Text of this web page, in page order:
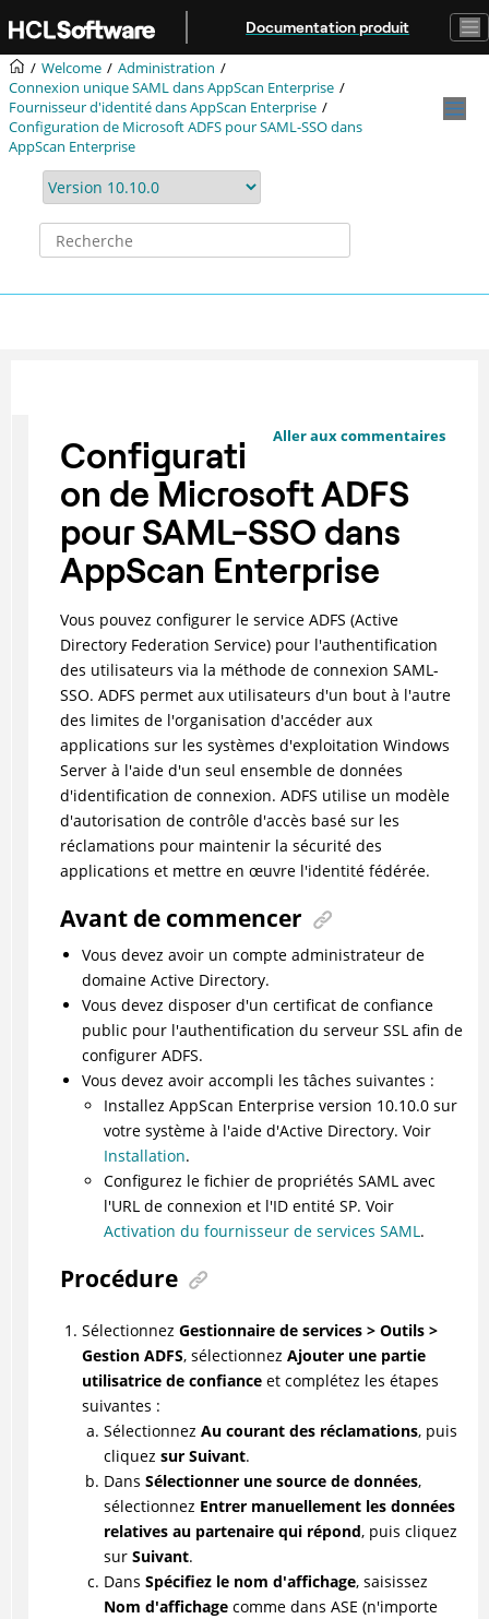
Aller au contenu principal
Documentation produit
Welcome
Administration
Connexion unique SAML dans AppScan Enterprise
Fournisseur d'identité dans AppScan Enterprise
Configuration de Microsoft ADFS pour SAML-SSO dans
AppScan Enterprise
Aller aux commentaires
Configurati
on de Microsoft ADFS
pour SAML-SSO dans
AppScan Enterprise
Vous pouvez configurer le service ADFS (Active
Directory Federation Service) pour l'authentification
des utilisateurs via la méthode de connexion SAML-
SSO. ADFS permet aux utilisateurs d'un bout à l'autre
des limites de l'organisation d'accéder aux
applications sur les systèmes d'exploitation Windows
Server à l'aide d'un seul ensemble de données
d'identification de connexion. ADFS utilise un modèle
d'autorisation de contrôle d'accès basé sur les
réclamations pour maintenir la sécurité des
applications et mettre en œuvre l'identité fédérée.
Avant de commencer
Vous devez avoir un compte administrateur de
domaine Active Directory.
Vous devez disposer d'un certificat de confiance
public pour l'authentification du serveur SSL afin de
configurer ADFS.
Vous devez avoir accompli les tâches suivantes :
Installez AppScan Enterprise version 10.10.0sur
votre système à l'aide d'Active Directory. Voir
Installation.
Configurez le fichier de propriétés SAML avec
l'URL de connexion et l'ID entité SP. Voir
Activation du fournisseur de services SAML.
Procédure
Sélectionnez Gestionnaire de services > Outils >
Gestion ADFS, sélectionnez Ajouter une partie
utilisatrice de confianceet complétez les étapes
suivantes :
Sélectionnez Au courant des réclamations, puis
cliquez sur Suivant.
Dans Sélectionner une source de données,
sélectionnez Entrer manuellement les données
relatives au partenaire qui répond, puis cliquez
sur Suivant.
Dans Spécifiez le nom d'affichage, saisissez
Nom d'affichagecomme dans ASE (n'importe